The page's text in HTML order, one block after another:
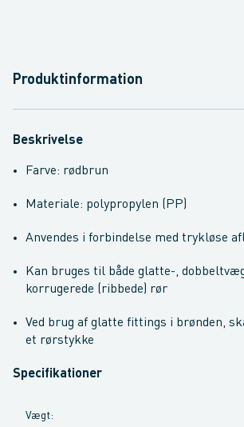
Produktinformation
Beskrivelse
Farve: rødbrun
Materiale: polypropylen (PP)
Anvendes i forbindelse med trykløse
Kan bruges til både glatte-,
korrugerede (ribbede) rør
Ved brug af glatte fittings i brønden,
et rørstykke
Specifikationer
Vægt: